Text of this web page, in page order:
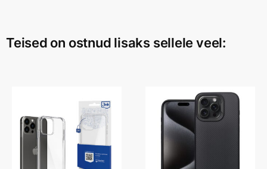
Teised on ostnud lisaks sellele veel: